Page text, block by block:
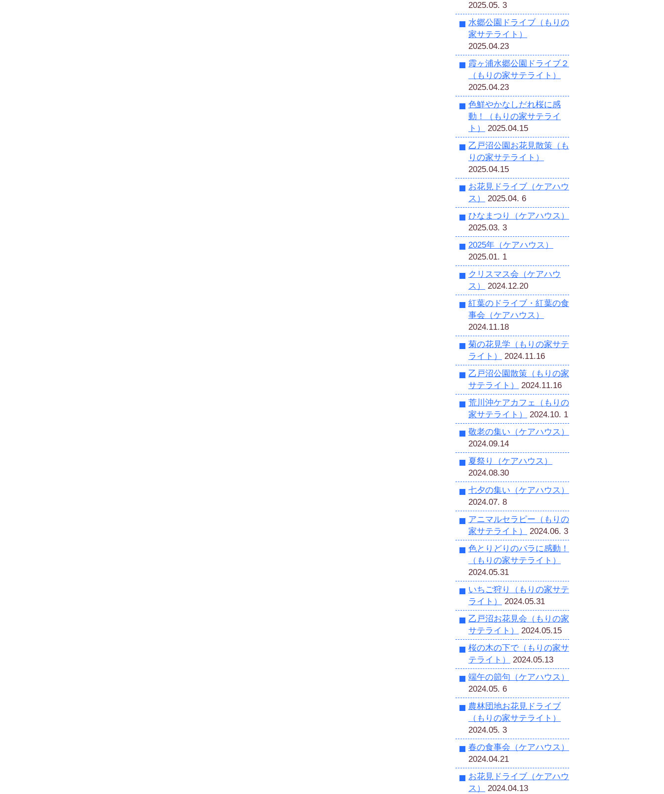
2025.05. 3
水郷公園ドライブ（もりの
家サテライト）
2025.04.23
霞ヶ浦水郷公園ドライブ２
（もりの家サテライト）
2025.04.23
色鮮やかなしだれ桜に感
動！（もりの家サテライ
ト）
2025.04.15
乙戸沼公園お花見散策（も
りの家サテライト）
2025.04.15
お花見ドライブ（ケアハウ
ス）
2025.04. 6
ひなまつり（ケアハウス）
2025.03. 3
2025年（ケアハウス）
2025.01. 1
クリスマス会（ケアハウ
ス）
2024.12.20
紅葉のドライブ・紅葉の食
事会（ケアハウス）
2024.11.18
菊の花見学（もりの家サテ
ライト）
2024.11.16
乙戸沼公園散策（もりの家
サテライト）
2024.11.16
荒川沖ケアカフェ（もりの
家サテライト）
2024.10. 1
敬老の集い（ケアハウス）
2024.09.14
夏祭り（ケアハウス）
2024.08.30
七夕の集い（ケアハウス）
2024.07. 8
アニマルセラピー（もりの
家サテライト）
2024.06. 3
色とりどりのバラに感動！
（もりの家サテライト）
2024.05.31
いちご狩り（もりの家サテ
ライト）
2024.05.31
乙戸沼お花見会（もりの家
サテライト）
2024.05.15
桜の木の下で（もりの家サ
テライト）
2024.05.13
端午の節句（ケアハウス）
2024.05. 6
農林団地お花見ドライブ
（もりの家サテライト）
2024.05. 3
春の食事会（ケアハウス）
2024.04.21
お花見ドライブ（ケアハウ
ス）
2024.04.13